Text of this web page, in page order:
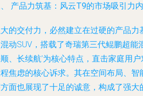
产品力筑基：风云T9的市场吸引力
的交付力，必然建立在过硬的产品力
动SUV，搭载了奇瑞第三代鲲鹏超能
、长续航’为核心特点，直击家庭用
焦虑的核心诉求。其在空间布局、
面也展现了十足的诚意，构成了强